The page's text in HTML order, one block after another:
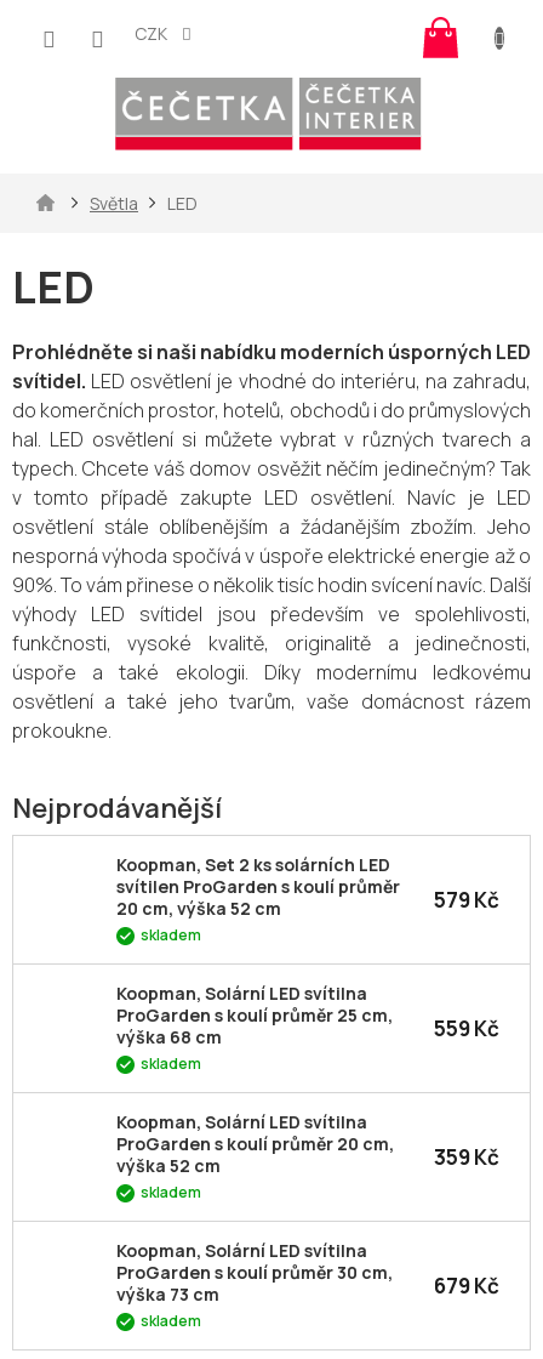
CZK
košík
DomůSvětla LED
LED
Prohlédněte si naši nabídku moderních úsporných LED
svítidel. LED osvětlení je vhodné do interiéru, na zahradu,
do komerčních prostor, hotelů, obchodů i do průmyslových
hal. LED osvětlení si můžete vybrat v různých tvarech a
typech. Chcete váš domov osvěžit něčím jedinečným? Tak
v tomto případě zakupte LED osvětlení. Navíc je LED
osvětlení stále oblíbenějším a žádanějším zbožím. Jeho
nesporná výhoda spočívá v úspoře elektrické energie až o
90%. To vám přinese o několik tisíc hodin svícení navíc. Další
výhody LED svítidel jsou především ve spolehlivosti,
funkčnosti, vysoké kvalitě, originalitě a jedinečnosti,
úspoře a také ekologii. Díky modernímu ledkovému
osvětlení a také jeho tvarům, vaše domácnost rázem
prokoukne.
Nejprodávanější
Koopman, Set 2 ks solárních LED
svítilen ProGarden s koulí průměr
20 cm, výška 52 cm
skladem
579 Kč
Koopman, Solární LED svítilna
ProGarden s koulí průměr 25 cm,
výška 68 cm
skladem
559 Kč
Koopman, Solární LED svítilna
ProGarden s koulí průměr 20 cm,
výška 52 cm
skladem
359 Kč
Koopman, Solární LED svítilna
ProGarden s koulí průměr 30 cm,
výška 73 cm
skladem
679 Kč